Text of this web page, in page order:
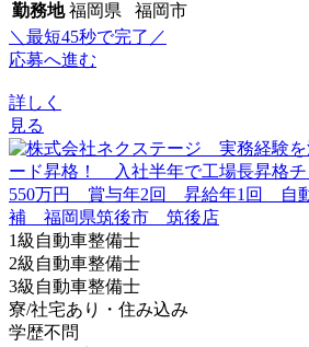
勤務地 福岡県 福岡市
＼最短45秒で完了／
応募へ進む
詳しく
見る
1級自動車整備士
2級自動車整備士
3級自動車整備士
寮/社宅あり・住み込み
学歴不問